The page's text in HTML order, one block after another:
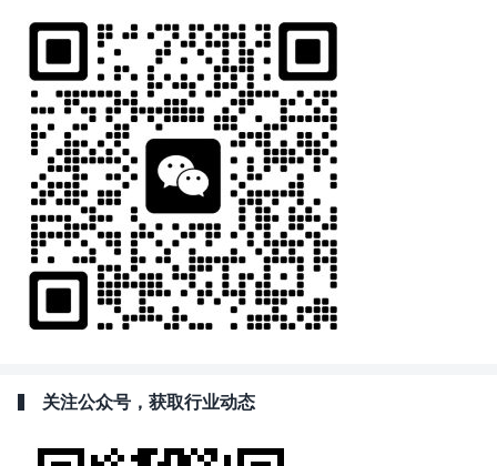
关注公众号，获取行业动态